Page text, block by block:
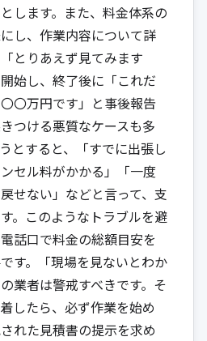
します。また、料金体系の
し、作業内容について詳
とりあえず見てみます
始し、終了後に「これだ
〇万円です」と事後報告
つける悪質なケースも多
とすると、「すでに出張し
セル料がかかる」「一度
せない」などと言って、支
。このようなトラブルを避
話口で料金の総額目安を
す。「現場を見ないとわか
業者は警戒すべきです。そ
したら、必ず作業を始め
れた見積書の提示を求め